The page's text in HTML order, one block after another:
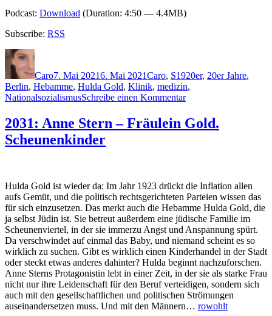
Podcast: Download (Duration: 4:50 — 4.4MB)
Subscribe: RSS
Autor
Caro7. Mai 20216. Mai 2021Caro, S1920er, 20er Jahre,
Berlin, Hebamme, Hulda Gold, Klinik, medizin,
NationalsozialismusSchreibe einen Kommentarzu
Anne
Stern
Himmel
über
der
Stadt
2031: Anne Stern – Fräulein Gold.
Scheunenkinder
Hulda Gold ist wieder da: Im Jahr 1923 drückt die Inflation allen
aufs Gemüt, und die politisch rechtsgerichteten Parteien wissen das
für sich einzusetzen. Das merkt auch die Hebamme Hulda Gold, die
ja selbst Jüdin ist. Sie betreut außerdem eine jüdische Familie im
Scheunenviertel, in der sie immerzu Angst und Anspannung spürt.
Da verschwindet auf einmal das Baby, und niemand scheint es so
wirklich zu suchen. Gibt es wirklich einen Kinderhandel in der Stadt
oder steckt etwas anderes dahinter? Hulda beginnt nachzuforschen.
Anne Sterns Protagonistin lebt in einer Zeit, in der sie als starke Frau
nicht nur ihre Leidenschaft für den Beruf verteidigen, sondern sich
auch mit den gesellschaftlichen und politischen Strömungen
auseinandersetzen muss. Und mit den Männern… rowohlt